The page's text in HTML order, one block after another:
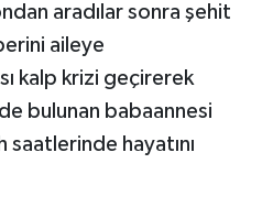
aradılar sonra şehit
aileye
kalp krizi geçirerek
bulunan babaannesi
saatlerinde hayatını